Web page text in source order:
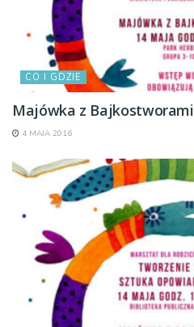
CO I GDZIE
Majówka z Bajkostworami
4 MAJA 2016